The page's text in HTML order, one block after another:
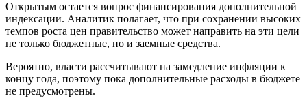
Открытым остается вопрос финансирования дополнительной
индексации. Аналитик полагает, что при сохранении высоких
темпов роста цен правительство может направить на эти цели
не только бюджетные, но и заемные средства.
Вероятно, власти рассчитывают на замедление инфляции к
концу года, поэтому пока дополнительные расходы в бюджете
не предусмотрены.